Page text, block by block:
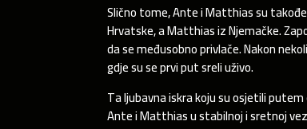
Slično tome, Ante i Matthias su
Hrvatske, a Matthias iz Njemačke.
da se međusobno privlače. Nakon
gdje su se prvi put sreli uživo.
Ta ljubavna iskra koju su osjetili
Ante i Matthias u stabilnoj i sretnoj